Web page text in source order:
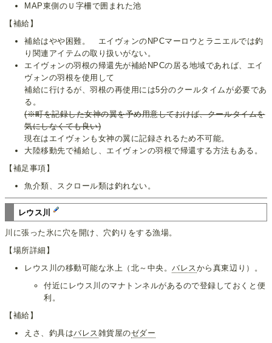
MAP東側のＵ字柵で囲まれた池
【補給】
補給はやや困難。 エイヴォンのNPCマーロウとラニエルでは釣
り関連アイテムの取り扱いがない。
エイヴォンの羽根の帰還先が補給NPCの居る地域であれば、エイ
ヴォンの羽根を使用して
補給に行けるが、羽根の再使用には5分のクールタイムが必要であ
る。
(※町を記録した女神の翼を予め用意しておけば、クールタイムを
気にしなくても良い)
現在はエイヴォンも女神の翼に記録されるため不可能。
大陸移動先で補給し、エイヴォンの羽根で帰還する方法もある。
【補足事項】
魚介類、スクロール類は釣れない。
レウス川
川に張った氷に穴を開け、穴釣りをする漁場。
【場所詳細】
レウス川の移動可能な氷上（北～中央。バレス から真東辺り）。
付近にレウス川のマナトンネルがあるので登録しておくと便
利。
【補給】
えさ、釣具はバレス雑貨屋のゼダー